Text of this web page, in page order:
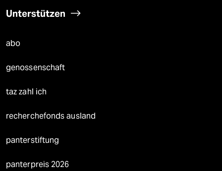
Unterstützen
abo
genossenschaft
taz zahl ich
recherchefonds ausland
panterstiftung
panterpreis 2026